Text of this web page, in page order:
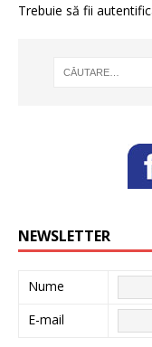
Trebuie să fii
NEWSLETTER
Nume
E-mail